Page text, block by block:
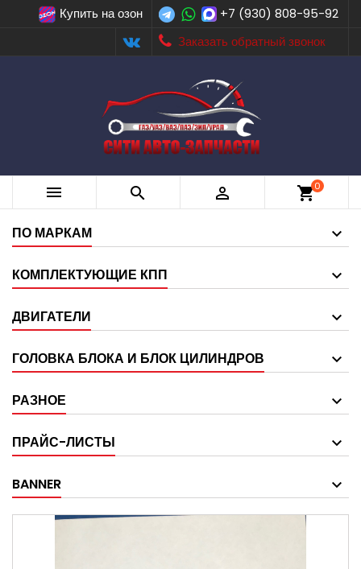
Купить на озон
+7 (930) 808-95-92
Заказать обратный звонок
   shopping_cart0
ПО МАРКАМ
КОМПЛЕКТУЮЩИЕ КПП
ДВИГАТЕЛИ
ГОЛОВКА БЛОКА И БЛОК ЦИЛИНДРОВ
РАЗНОЕ
ПРАЙС-ЛИСТЫ
BANNER